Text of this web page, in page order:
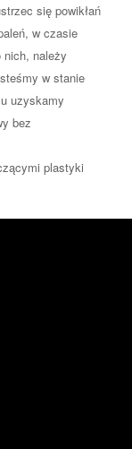
się powikłań
w czasie
nich, należy
w stanie
uzyskamy
bez
plastyki